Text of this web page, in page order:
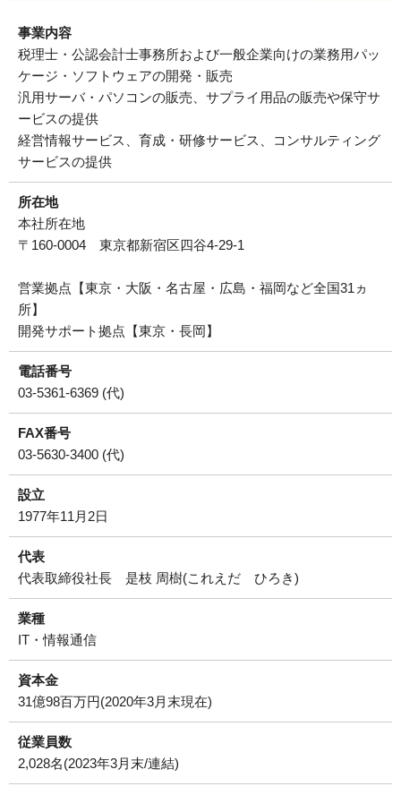
事業内容
税理士・公認会計士事務所および一般企業向けの業務用パッ
ケージ・ソフトウェアの開発・販売
汎用サーバ・パソコンの販売、サプライ用品の販売や保守サ
ービスの提供
経営情報サービス、育成・研修サービス、コンサルティング
サービスの提供
所在地
本社所在地
〒160-0004 東京都新宿区四谷4-29-1
営業拠点【東京・大阪・名古屋・広島・福岡など全国31ヵ
所】
開発サポート拠点【東京・長岡】
電話番号
03-5361-6369 (代)
FAX番号
03-5630-3400 (代)
設立
1977年11月2日
代表
代表取締役社長 是枝 周樹(これえだ ひろき)
業種
IT・情報通信
資本金
31億98百万円(2020年3月末現在)
従業員数
2,028名(2023年3月末/連結)